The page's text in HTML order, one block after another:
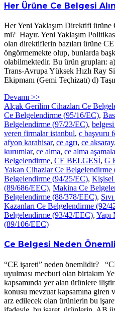
Her Ürüne Ce Belgesi
Her Yeni Yaklaşım Direktifi
mi? Hayır. Yeni Yaklaşım
olan direktiflerin bazıları ürüne
öngörmemekte olup, bunlarda
olabilmektedir. Bu ürün grupları:
Trans-Avrupa Yüksek Hızlı Ray
Ekipmanı (Gemi Teçhizatı) d)
Devamı >>
Alçak Gerilim Cihazları Ce
Ce Belgelendirme (95/16/EC),
Belgelendirme (97/23/EC),
veren firmalar istanbul, c başvuru
afyon karahisar, ce agrı, ce aksaray,
kurumlar, ce alma, ce alma
Belgelendirme, CE BELGESİ, G
Yakan Cihazlar Ce
Belgelendirme (94/25/EC), Kişisel
(89/686/EEC), Makina Ce
Belgelendirme (88/378/EEC),
Kazanları Ce Belgelendirme (92/
Belgelendirme (93/42/EEC), Yapı
(89/106/EEC)
Ce Belgesi Neden
“CE işareti” neden önemlidir?
uyulması mecburi olan birtakım
kapsamında yer alan ürünlere
konusu mevzuat kapsamına
arz edilecek olan ürünlerin bu